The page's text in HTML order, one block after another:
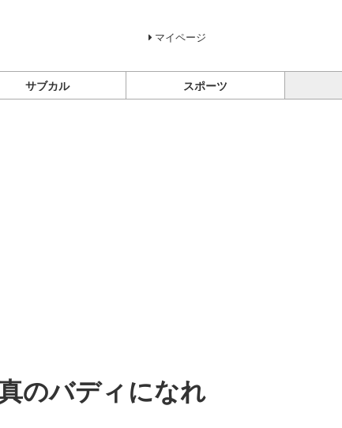
マイページ
サブカル スポーツ
のバディになれ